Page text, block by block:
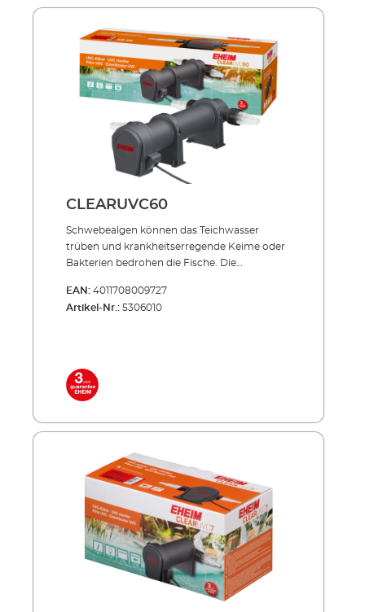
einzeln einsetzbar als auch in Verbindung mit
PRESS und LOOP Teichfilter-Sets NEU: Mit 3
Schlauchanschlüssen: Ø 25 = 1", Ø 32 = 1 1/4", Ø
40 = 1 1/2" Lieferumfang: UVC-Lampe 3
Anschlussdüsen 5 m Netzkabel
CLEARUVC60
Schwebealgen können das Teich­­wasser
trüben und krankheits­erregende Keime oder
Bakterien bedrohen die Fische. Die
Fällen hocheffizient für Abhilfe: Die spezielle
UV-Strahlung bekämpft gezielt, was den
Inklusive hochwertiger UVC-Lampe mit
langer Lebensdauer (ca. 8.000 Std.) Niedriger
Außenbehälter aus stoßfestem und UV-
einzeln einsetzbar als auch in Verbindung mit
PRESS und LOOP Teichfilter-Sets NEU: Mit 3
Schlauchanschlüssen: Ø 25 = 1", Ø 32 = 1 1/4", Ø
40 = 1 1/2" Lieferumfang: UVC-Lampe 3
Anschlussdüsen 5 m Netzkabel
EAN: 4011708009727
Artikel-Nr.: 5306010